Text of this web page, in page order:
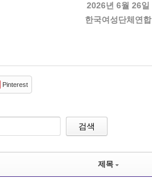
2026년 6월 26일
한국여성단체연합
Pinterest
검색
제목